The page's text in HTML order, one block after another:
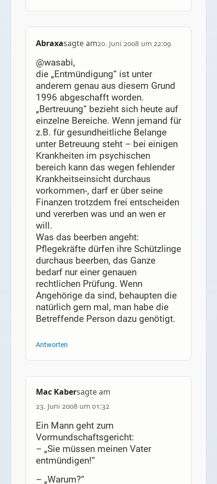
Abraxasagte am20. Juni 2008 um 22:09
@wasabi,
die „Entmündigung“ ist unter
anderem genau aus diesem Grund
1996 abgeschafft worden.
„Bertreuung“ bezieht sich heute auf
einzelne Bereiche. Wenn jemand für
z.B. für gesundheitliche Belange
unter Betreuung steht – bei einigen
Krankheiten im psychischen
bereich kann das wegen fehlender
Krankheitseinsicht durchaus
vorkommen-, darf er über seine
Finanzen trotzdem frei entscheiden
und vererben was und an wen er
will.
Was das beerben angeht:
Pflegekräfte dürfen ihre Schützlinge
durchaus beerben, das Ganze
bedarf nur einer genauen
rechtlichen Prüfung. Wenn
Angehörige da sind, behaupten die
natürlich gern mal, man habe die
Betreffende Person dazu genötigt.
Antworten
Mac Kabersagte am
23. Juni 2008 um 01:32
Ein Mann geht zum
Vormundschaftsgericht:
– „Sie müssen meinen Vater
entmündigen!“
– „Warum?“